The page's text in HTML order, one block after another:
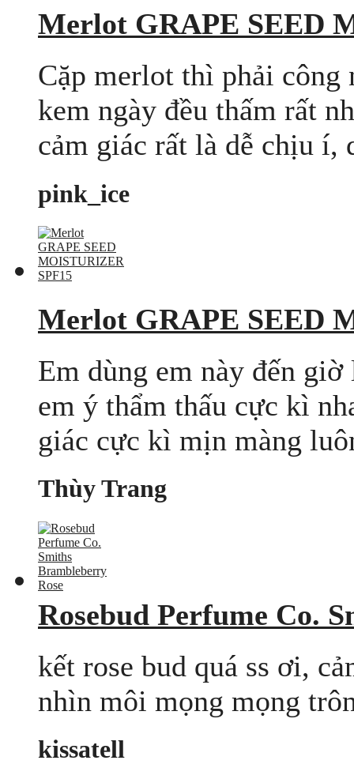
Merlot GRAPE SEED
Cặp merlot thì phải công
kem ngày đều thấm rất
cảm giác rất là dễ chịu í,
pink_ice
Merlot GRAPE SEED
Em dùng em này đến
em ý thẩm thấu cực kì
giác cực kì mịn màng
Thùy Trang
Rosebud Perfume Co.
kết rose bud quá ss ơi,
nhìn môi mọng mọng
kissatell